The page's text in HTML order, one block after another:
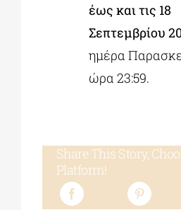
έως και τις 18
Σεπτεμβρίου
ημέρα
ώρα 23:59.
Share This Story,
Platform!